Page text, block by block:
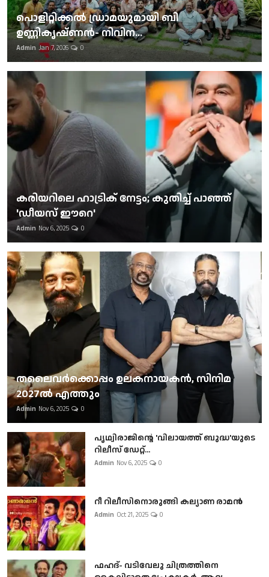
പൊളിറ്റിക്കല്‍ ഡ്രാമയുമായി ബി
ഉണ്ണികൃഷ്ണന്‍- നിവിന...
Admin Jan 7, 2026 0
കരിയറിലെ ഹാട്രിക് നേട്ടം; കുതിച്ച് പാഞ്ഞ്
'ഡീയസ് ഈറെ'
Admin Nov 6, 2025 0
തലൈവര്‍ക്കൊപ്പം ഉലകനായകന്‍, സിനിമ
2027ല്‍ എത്തും
Admin Nov 6, 2025 0
പൃഥ്വിരാജിന്റെ 'വിലായത്ത് ബുദ്ധ'യുടെ
റിലീസ് ഡേറ്റ്...
Admin Nov 6, 2025 0
റീ റിലീസിനൊരുങ്ങി കല്യാണ രാമൻ
Admin Oct 21, 2025 0
ഫഹദ്- വടിവേലു ചിത്രത്തിനെ